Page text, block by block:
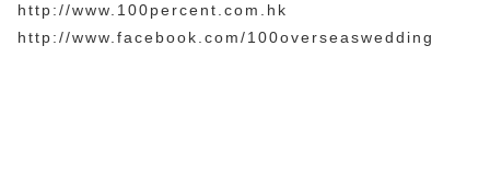
http://www.100percent.com.hk
http://www.facebook.com/100overseaswedding